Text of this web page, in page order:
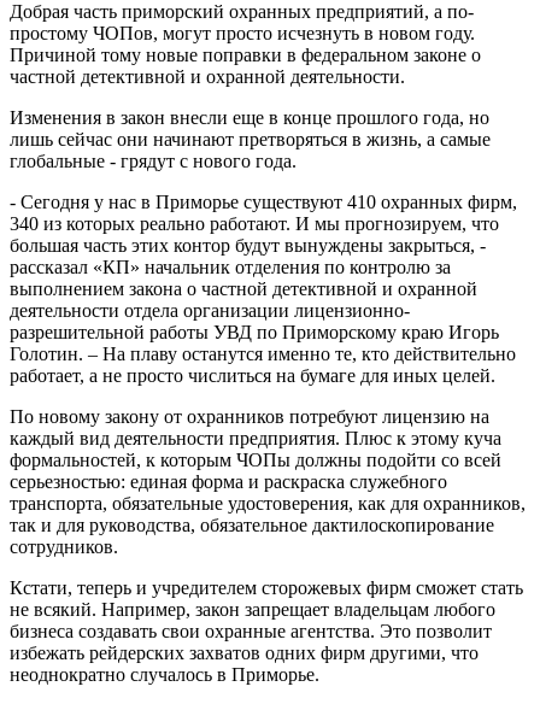
Добрая часть приморский охранных предприятий, а по-
простому ЧОПов, могут просто исчезнуть в новом году.
Причиной тому новые поправки в федеральном законе о
частной детективной и охранной деятельности.
Изменения в закон внесли еще в конце прошлого года, но
лишь сейчас они начинают претворяться в жизнь, а самые
глобальные - грядут с нового года.
- Сегодня у нас в Приморье существуют 410 охранных фирм,
340 из которых реально работают. И мы прогнозируем, что
большая часть этих контор будут вынуждены закрыться, -
рассказал «КП» начальник отделения по контролю за
выполнением закона о частной детективной и охранной
деятельности отдела организации лицензионно-
разрешительной работы УВД по Приморскому краю Игорь
Голотин. – На плаву останутся именно те, кто действительно
работает, а не просто числиться на бумаге для иных целей.
По новому закону от охранников потребуют лицензию на
каждый вид деятельности предприятия. Плюс к этому куча
формальностей, к которым ЧОПы должны подойти со всей
серьезностью: единая форма и раскраска служебного
транспорта, обязательные удостоверения, как для охранников,
так и для руководства, обязательное дактилоскопирование
сотрудников.
Кстати, теперь и учредителем сторожевых фирм сможет стать
не всякий. Например, закон запрещает владельцам любого
бизнеса создавать свои охранные агентства. Это позволит
избежать рейдерских захватов одних фирм другими, что
неоднократно случалось в Приморье.